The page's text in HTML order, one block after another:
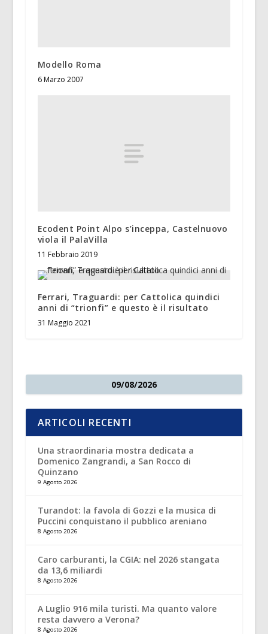
Modello Roma
6 Marzo 2007
Ecodent Point Alpo s’inceppa, Castelnuovo
viola il PalaVilla
11 Febbraio 2019
Ferrari, Traguardi: per Cattolica quindici
anni di “trionfi” e questo è il risultato
31 Maggio 2021
09/08/2026
ARTICOLI RECENTI
Una straordinaria mostra dedicata a
Domenico Zangrandi, a San Rocco di
Quinzano
9 Agosto 2026
Turandot: la favola di Gozzi e la musica di
Puccini conquistano il pubblico areniano
8 Agosto 2026
Caro carburanti, la CGIA: nel 2026 stangata
da 13,6 miliardi
8 Agosto 2026
A Luglio 916 mila turisti. Ma quanto valore
resta davvero a Verona?
8 Agosto 2026